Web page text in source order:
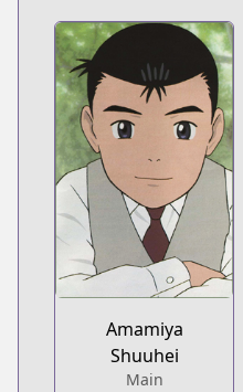
Amamiya
Shuuhei
Main